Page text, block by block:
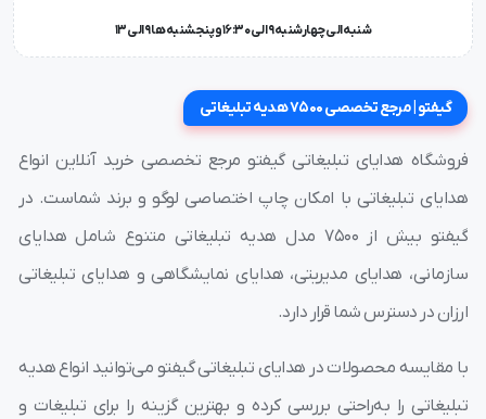
شنبه الی چهارشنبه 9 الی 16:30 و پنجشنبه ها 9 الی 13
گیفتو | مرجع تخصصی 7500 هدیه تبلیغاتی
فروشگاه هدایای تبلیغاتی گیفتو مرجع تخصصی خرید آنلاین انواع
هدایای تبلیغاتی با امکان چاپ اختصاصی لوگو و برند شماست. در
گیفتو بیش از ۷۵۰۰ مدل هدیه تبلیغاتی متنوع شامل هدایای
سازمانی، هدایای مدیریتی، هدایای نمایشگاهی و هدایای تبلیغاتی
ارزان در دسترس شما قرار دارد.
با مقایسه محصولات در هدایای تبلیغاتی گیفتو می‌توانید انواع هدیه
تبلیغاتی را به‌راحتی بررسی کرده و بهترین گزینه را برای تبلیغات و